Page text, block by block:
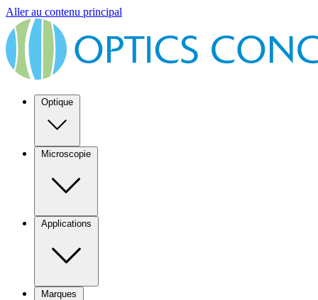
Aller au contenu principal
Optique
Microscopie
Applications
Marques